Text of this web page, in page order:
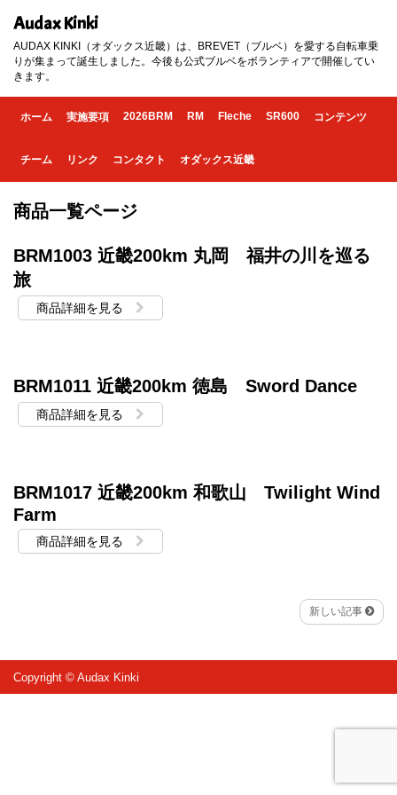
Audax Kinki
AUDAX KINKI（オダックス近畿）は、BREVET（ブルベ）を愛する自転車乗
りが集まって誕生しました。今後も公式ブルベをボランティアで開催してい
きます。
ホーム 実施要項 2026BRM RM Fleche SR600 コンテンツ
チーム リンク コンタクト オダックス近畿
商品一覧ページ
BRM1003 近畿200km 丸岡 福井の川を巡る
旅
商品詳細を見る
BRM1011 近畿200km 徳島 Sword Dance
商品詳細を見る
BRM1017 近畿200km 和歌山 Twilight Wind
Farm
商品詳細を見る
新しい記事
Copyright © Audax Kinki